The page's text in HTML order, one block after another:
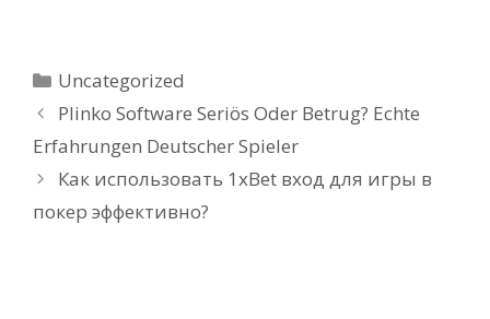
Uncategorized
Plinko Software Seriös Oder Betrug? Echte
Erfahrungen Deutscher Spieler
Как использовать 1xBet вход для игры в
покер эффективно?